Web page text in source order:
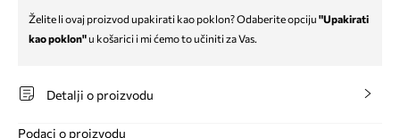
Želite li ovaj proizvod upakirati kao poklon? Odaberite opciju "Upakirati
kao poklon"u košarici i mi ćemo to učiniti za Vas.
Detalji o proizvodu
Podaci o proizvodu